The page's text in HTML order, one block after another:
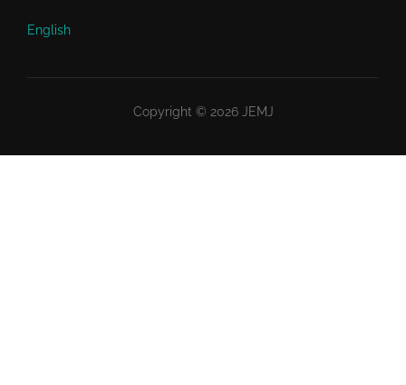
English
Copyright © 2026 JEMJ